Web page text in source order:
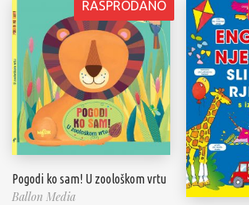
RASPRODANO
Pogodi ko sam! U zoološkom vrtu
Ballon Media